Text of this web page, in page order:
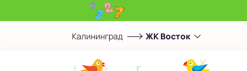
Калининград ЖК Восток
Выберите центр
ЖК Восток